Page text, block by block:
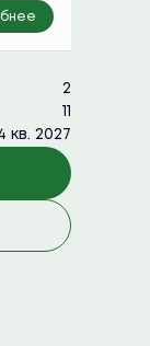
2
11
кв. 2027